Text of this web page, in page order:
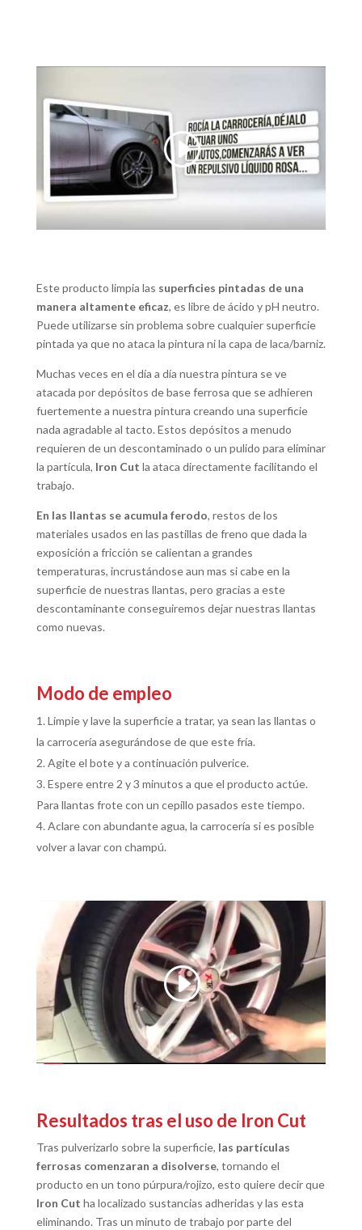
Este producto limpia las superficies pintadas de una
manera altamente eficaz, es libre de ácido y pH neutro.
Puede utilizarse sin problema sobre cualquier superficie
pintada ya que no ataca la pintura ni la capa de laca/barniz.
Muchas veces en el día a día nuestra pintura se ve
atacada por depósitos de base ferrosa que se adhieren
fuertemente a nuestra pintura creando una superficie
nada agradable al tacto. Estos depósitos a menudo
requieren de un descontaminado o un pulido para eliminar
la partícula, Iron Cut la ataca directamente facilitando el
trabajo.
En las llantas se acumula ferodo, restos de los
materiales usados en las pastillas de freno que dada la
exposición a fricción se calientan a grandes
temperaturas, incrustándose aun mas si cabe en la
superficie de nuestras llantas, pero gracias a este
descontaminante conseguiremos dejar nuestras llantas
como nuevas.
Modo de empleo
Limpie y lave la superficie a tratar, ya sean las llantas o
la carrocería asegurándose de que este fría.
Agite el bote y a continuación pulverice.
Espere entre 2 y 3 minutos a que el producto actúe.
Para llantas frote con un cepillo pasados este tiempo.
Aclare con abundante agua, la carrocería si es posible
volver a lavar con champú.
Resultados tras el uso de Iron Cut
Tras pulverizarlo sobre la superficie, las partículas
ferrosas comenzaran a disolverse, tornando el
producto en un tono púrpura/rojizo, esto quiere decir que
Iron Cut ha localizado sustancias adheridas y las esta
eliminando. Tras un minuto de trabajo por parte del